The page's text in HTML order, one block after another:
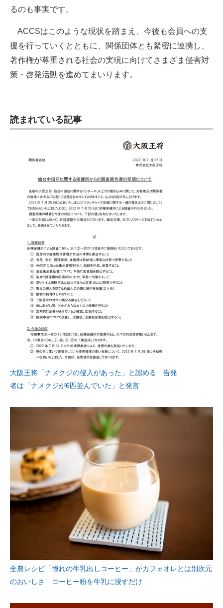
るのも事実です。
ACCSはこのような現状を踏まえ、今後も会員への支
援を行っていくとともに、関係団体とも緊密に連携し、
著作権が尊重される社会の実現に向けてさまざま侵害対
策・啓発活動を進めてまいります。
読まれている記事
大阪王将「ナメクジの侵入があった」と認める 告発
者は「ナメクジが6匹並んでいた」と発言
全農レシピ「憧れの牛乳出しコーヒー」がカフェオレとは別次元
のおいしさ コーヒー粉を牛乳に浸すだけ